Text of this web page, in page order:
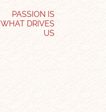
PASSION IS
WHAT DRIVES
US